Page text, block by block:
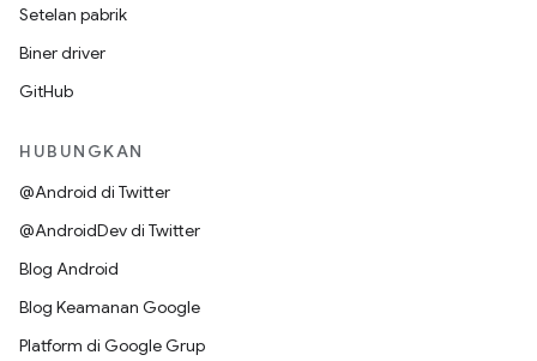
Setelan pabrik
Biner driver
GitHub
HUBUNGKAN
@Android di Twitter
@AndroidDev di Twitter
Blog Android
Blog Keamanan Google
Platform di Google Grup